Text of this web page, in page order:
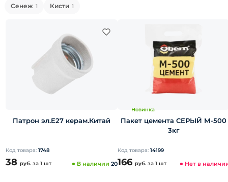
Сенеж 1 Кисти 1
Патрон эл.E27 керам.Китай
Код товара: 1748
38 руб. за 1 шт В наличии 20
Новинка
Пакет цемента СЕРЫЙ М-500
3кг
Код товара: 14199
166 руб. за 1 шт Нет в